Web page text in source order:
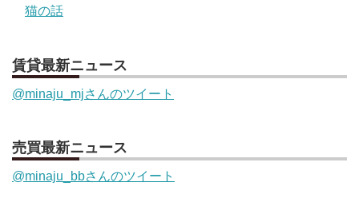
猫の話
賃貸最新ニュース
@minaju_mjさんのツイート
売買最新ニュース
@minaju_bbさんのツイート